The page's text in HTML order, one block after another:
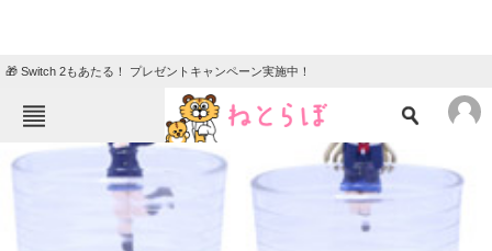
🎁 Switch 2もあたる！ プレゼントキャンペーン実施中！
ねとらぼメニュー
ニュース